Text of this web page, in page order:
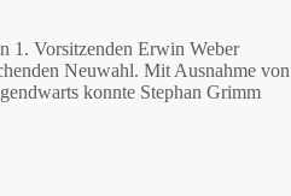
1. Vorsitzenden Erwin Weber
Neuwahl. Mit Ausnahme von
konnte Stephan Grimm